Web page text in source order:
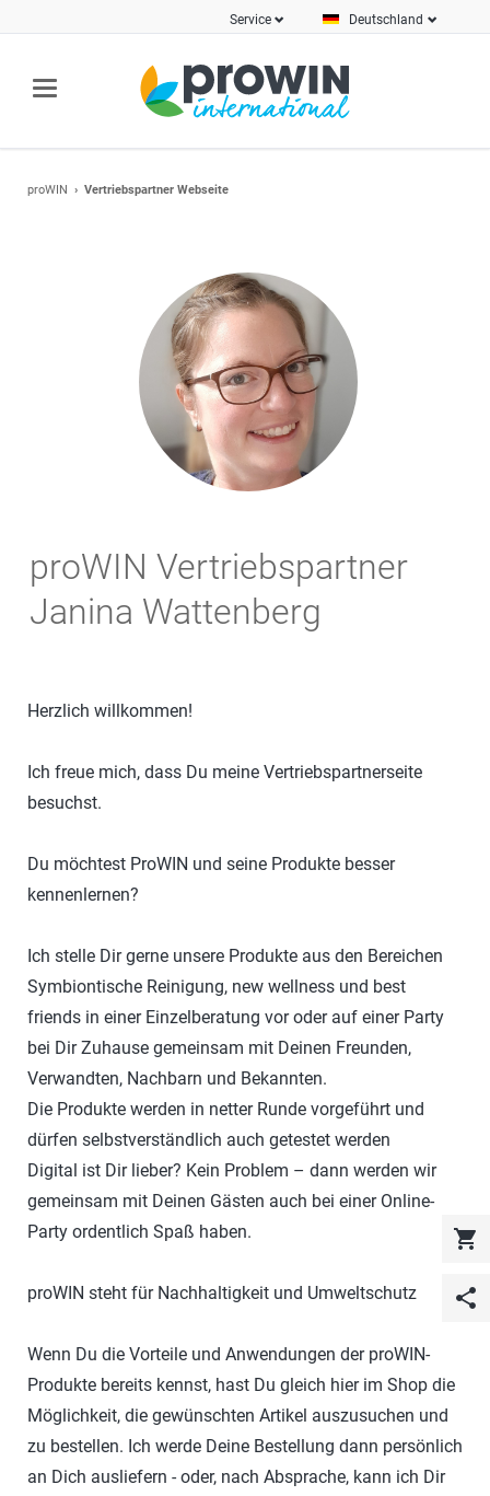
Deutschland
Service
proWIN Vertriebspartner Webseite
shopping_cart
share
proWIN Vertriebspartner
Janina Wattenberg
Herzlich willkommen!
Ich freue mich, dass Du meine Vertriebspartnerseite
besuchst.
Du möchtest ProWIN und seine Produkte besser
kennenlernen?
Ich stelle Dir gerne unsere Produkte aus den Bereichen
Symbiontische Reinigung, new wellness und best
friends in einer Einzelberatung vor oder auf einer Party
bei Dir Zuhause gemeinsam mit Deinen Freunden,
Verwandten, Nachbarn und Bekannten.
Die Produkte werden in netter Runde vorgeführt und
dürfen selbstverständlich auch getestet werden
Digital ist Dir lieber? Kein Problem – dann werden wir
gemeinsam mit Deinen Gästen auch bei einer Online-
Party ordentlich Spaß haben.
proWIN steht für Nachhaltigkeit und Umweltschutz
Wenn Du die Vorteile und Anwendungen der proWIN-
Produkte bereits kennst, hast Du gleich hier im Shop die
Möglichkeit, die gewünschten Artikel auszusuchen und
zu bestellen. Ich werde Deine Bestellung dann persönlich
an Dich ausliefern - oder, nach Absprache, kann ich Dir